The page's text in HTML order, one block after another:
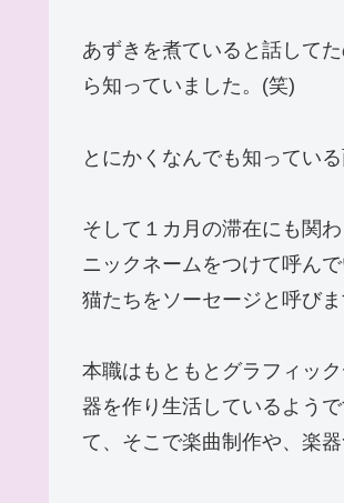
あずきを煮ていると話して
ら知っていました。(笑)
とにかくなんでも知っている
そして１カ月の滞在にも関
ニックネームをつけて呼ん
猫たちをソーセージと呼びま
本職はもともとグラフィッ
器を作り生活しているよう
て、そこで楽曲制作や、楽